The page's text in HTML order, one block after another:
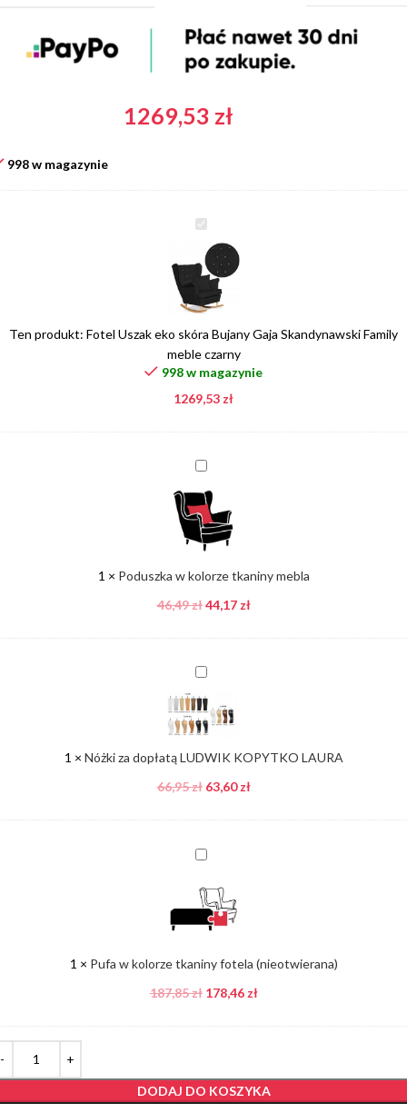
1269,53 zł
998 w magazynie
Fotel
Uszak
eko
skóra
Bujany
Skandynawski
Family
meble
czarny
Ten produkt: Fotel Uszak eko skóra Bujany Gaja Skandynawski Family
meble czarny
998 w magazynie
1269,53 zł
Poduszka
kolorze
tkaniny
mebla
1 × Poduszka w kolorze tkaniny mebla
46,49zł 44,17 zł
Nóżki
dopłatą
LUDWIK
KOPYTKO
1 × Nóżki za dopłatą LUDWIK KOPYTKO LAURA
66,95zł 63,60zł
Pufa
kolorze
tkaniny
fotela
1 × Pufa w kolorze tkaniny fotela (nieotwierana)
187,85zł 178,46 zł
DODAJ DO KOSZYKA